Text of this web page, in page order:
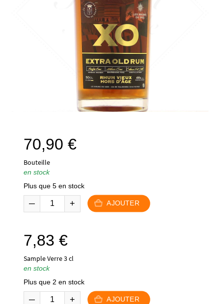
70,90 €
Bouteille
en stock
Plus que 5 en stock
AJOUTER
7,83 €
Sample Verre 3 cl
en stock
Plus que 2 en stock
AJOUTER